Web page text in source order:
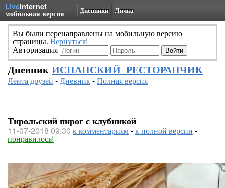
LiveInternet
мобильная версия Дневники Личка
Вы были перенаправлены на мобильную версию
страницы. Вернуться!
Авторизация
Дневник ИСПАНСКИЙ_РЕСТОРАНЧИК
Лента друзей -Дневник-Полная версия
Тирольский пирог с клубникой
11-07-2018 09:30 к комментариям-к полной версии -
понравилось!